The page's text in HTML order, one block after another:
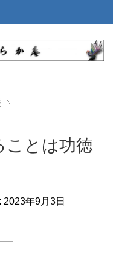
ことは功徳
2023年9月3日